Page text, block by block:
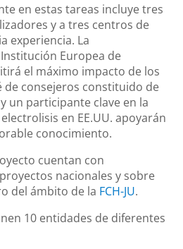
en estas tareas incluye tres
y a tres centros de
experiencia. La
Europea de
el máximo impacto de los
consejeros constituido de
un participante clave en la
en EE.UU. apoyarán
conocimiento.
cuentan con
nacionales y sobre
del ámbito de la FCH-JU.
10 entidades de diferentes